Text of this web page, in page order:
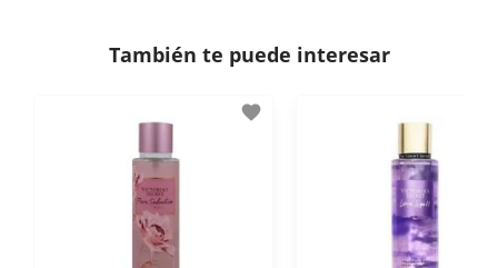
- Certificados de seguridad SSL y Encriptación 3D.
disposiciones legales y Códigos de Ética de la
- Nos encontramos en la lista de socios Activos de
la Asociación de Internet.MX.
También te puede interesar
favorite